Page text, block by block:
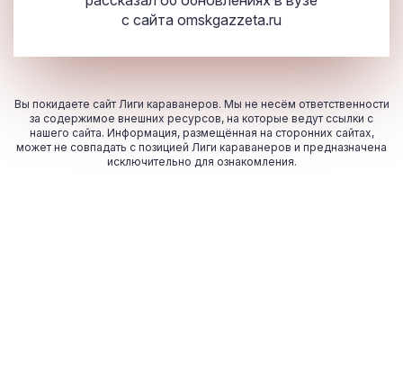
с сайта omskgazzeta.ru
Вы покидаете сайт Лиги караванеров. Мы не несём ответственности
за содержимое внешних ресурсов, на которые ведут ссылки с
нашего сайта. Информация, размещённая на сторонних сайтах,
может не совпадать с позицией Лиги караванеров и предназначена
исключительно для ознакомления.